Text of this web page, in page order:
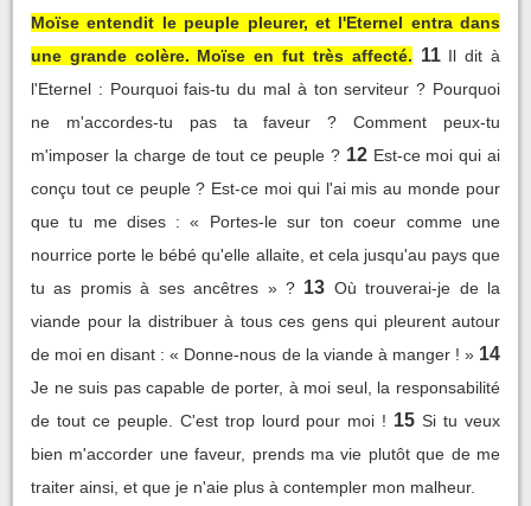
Moïse entendit le peuple pleurer, et l'Eternel entra dans
une grande colère. Moïse en fut très affecté. 11 Il dit à
l'Eternel : Pourquoi fais-tu du mal à ton serviteur ? Pourquoi
ne m'accordes-tu pas ta faveur ? Comment peux-tu
m'imposer la charge de tout ce peuple ? 12 Est-ce moi qui ai
conçu tout ce peuple ? Est-ce moi qui l'ai mis au monde pour
que tu me dises : « Portes-le sur ton coeur comme une
nourrice porte le bébé qu'elle allaite, et cela jusqu'au pays que
tu as promis à ses ancêtres » ? 13 Où trouverai-je de la
viande pour la distribuer à tous ces gens qui pleurent autour
de moi en disant : « Donne-nous de la viande à manger ! » 14
Je ne suis pas capable de porter, à moi seul, la responsabilité
de tout ce peuple. C'est trop lourd pour moi ! 15 Si tu veux
bien m'accorder une faveur, prends ma vie plutôt que de me
traiter ainsi, et que je n'aie plus à contempler mon malheur.